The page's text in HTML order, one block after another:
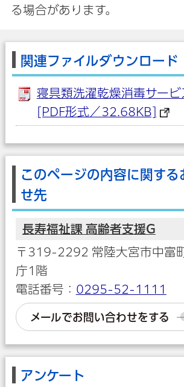
る場合があります。
関連ファイルダウンロード
寝具類洗濯乾燥消毒サービ
[PDF形式／32.68KB]
このページの内容に関する
せ先
長寿福祉課 高齢者支援G
〒319-2292 常陸大宮市中富
庁1階
電話番号： 0295-52-1111
メールでお問い合わせをする
アンケート